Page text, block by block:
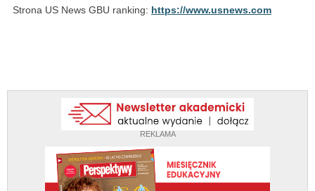
REKLAMA
Strona US News GBU ranking: https://www.usnews.com